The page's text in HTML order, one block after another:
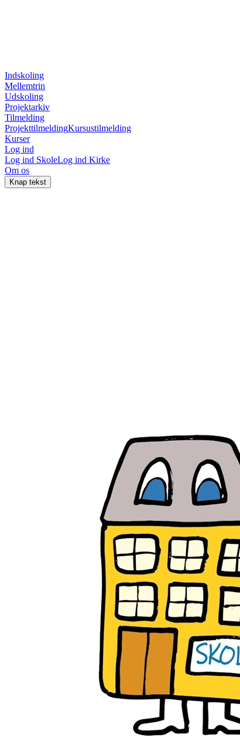
Indskoling
Mellemtrin
Udskoling
Projektarkiv
Tilmelding
ProjekttilmeldingKursustilmelding
Kurser
Log ind
Log ind SkoleLog ind Kirke
Om os
Knap tekst